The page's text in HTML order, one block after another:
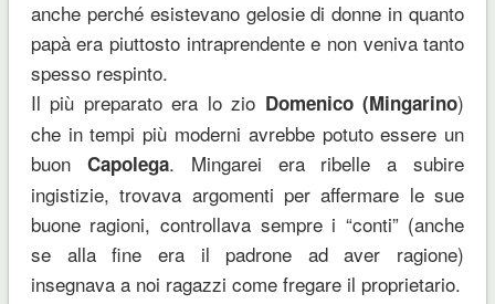
anche perché esistevano gelosie di donne in quanto
papà era piuttosto intraprendente e non veniva tanto
spesso respinto.
Il più preparato era lo zio Domenico (Mingarino)
che in tempi più moderni avrebbe potuto essere un
buon Capolega. Mingarei era ribelle a subire
ingistizie, trovava argomenti per affermare le sue
buone ragioni, controllava sempre i “conti” (anche
se alla fine era il padrone ad aver ragione)
insegnava a noi ragazzi come fregare il proprietario.